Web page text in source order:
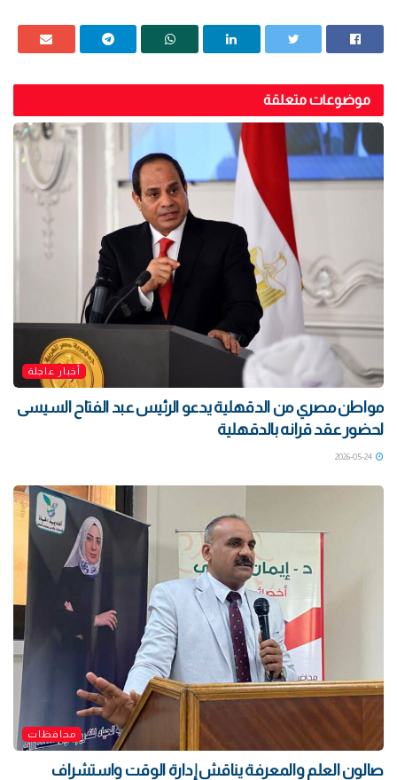
موضوعات متعلقة
أخبار عاجلة
مواطن مصري من الدقهلية يدعو الرئيس عبد الفتاح السيسى
لحضور عقد قرانه بالدقهلية
محافظات
صالون العلم والمعرفة يناقش إدارة الوقت واستشراف